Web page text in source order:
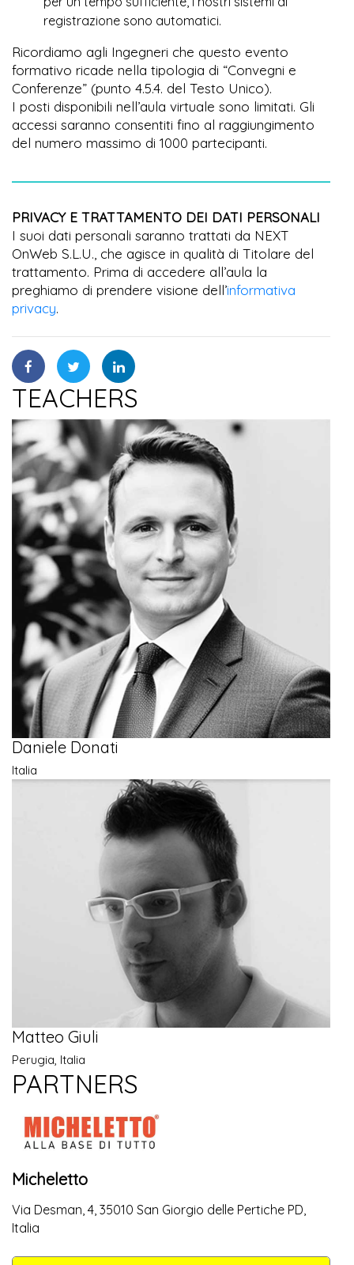
registrazione sono automatici.
Ricordiamo agli Ingegneri che questo evento
formativo ricade nella tipologia di “Convegni e
Conferenze” (punto 4.5.4. del Testo Unico).
I posti disponibili nell’aula virtuale sono limitati. Gli
accessi saranno consentiti fino al raggiungimento
del numero massimo di 1000 partecipanti.
PRIVACY E TRATTAMENTO DEI DATI PERSONALI
I suoi dati personali saranno trattati da NEXT
OnWeb S.L.U., che agisce in qualità di Titolare del
trattamento. Prima di accedere all’aula la
preghiamo di prendere visione dell’informativa
privacy.
TEACHERS
Daniele Donati
Italia
Matteo Giuli
Perugia, Italia
PARTNERS
Micheletto
Via Desman, 4, 35010 San Giorgio delle Pertiche PD,
Italia